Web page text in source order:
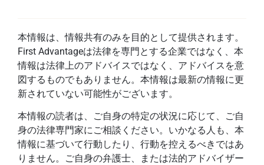
本情報は、情報共有のみを目的として提供されます。
First Advantageは法律を専門とする企業ではなく、本
情報は法律上のアドバイスではなく、アドバイスを意
図するものでもありません。本情報は最新の情報に更
新されていない可能性がございます。
本情報の読者は、ご自身の特定の状況に応じて、ご自
身の法律専門家にご相談ください。いかなる人も、本
情報に基づいて行動したり、行動を控えるべきではあ
りません。ご自身の弁護士、または法的アドバイザー